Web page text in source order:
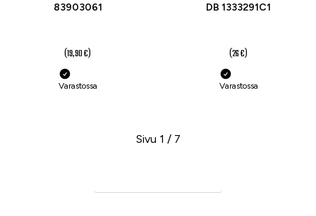
83903061
(19,90 €)
Varastossa
DB 1333291C1
(26 €)
Varastossa
Sivu 1 / 7